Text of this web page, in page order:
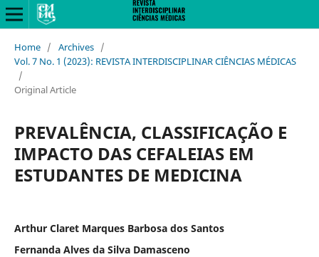
Home / Archives /
Vol. 7 No. 1 (2023): REVISTA INTERDISCIPLINAR CIÊNCIAS MÉDICAS
/
Original Article
PREVALÊNCIA, CLASSIFICAÇÃO E
IMPACTO DAS CEFALEIAS EM
ESTUDANTES DE MEDICINA
Arthur Claret Marques Barbosa dos Santos
Fernanda Alves da Silva Damasceno